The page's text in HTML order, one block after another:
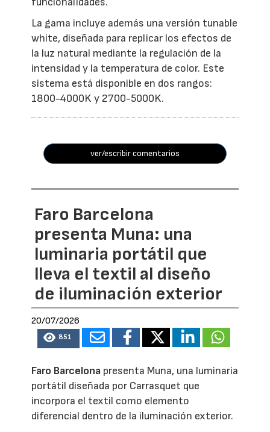
La gama incluye además una versión tunable
white, diseñada para replicar los efectos de
la luz natural mediante la regulación de la
intensidad y la temperatura de color. Este
sistema está disponible en dos rangos:
1800-4000K y 2700-5000K.
ver/escribir comentarios
Faro Barcelona
presenta Muna: una
luminaria portátil que
lleva el textil al diseño
de iluminación exterior
20/07/2026
851
Faro Barcelona presenta Muna, una luminaria
portátil diseñada por Carrasquet que
incorpora el textil como elemento
diferencial dentro de la iluminación exterior.